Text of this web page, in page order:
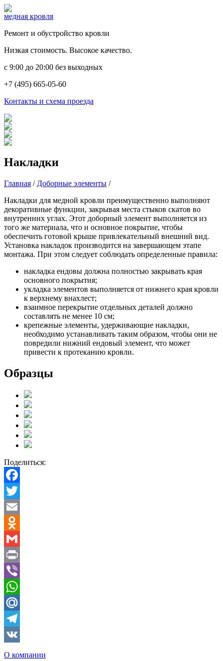
медная кровля
Ремонт и обустройство кровли
Низкая стоимость. Высокое качество.
c 9:00 до 20:00 без выходных
+7 (495) 665-05-60
Контакты и схема проезда
Накладки
Главная / Доборные элементы /
Накладки для медной кровли преимущественно выполняют
декоративные функции, закрывая места стыков скатов во
внутренних углах. Этот доборный элемент выполняется из
того же материала, что и основное покрытие, чтобы
обеспечить готовой крыше привлекательный внешний вид.
Установка накладок производится на завершающем этапе
монтажа. При этом следует соблюдать определенные правила:
накладка ендовы должна полностью закрывать края
основного покрытия;
укладка элементов выполняется от нижнего края кровли
к верхнему внахлест;
взаимное перекрытие отдельных деталей должно
составлять не менее 10 см;
крепежные элементы, удерживающие накладки,
необходимо устанавливать таким образом, чтобы они не
повредили нижний ендовый элемент, что может
привести к протеканию кровли.
Образцы
Поделиться:
Facebook
Twitter
Email
Odnoklassniki
Gmail
Print
Viber
WhatsApp
Mail.Ru
Telegram
VK
О компании